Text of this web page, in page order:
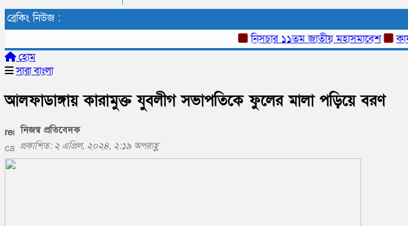
ব্রেকিং নিউজ :
নিসচার ১১তম জাতীয় মহাসমাবেশ
কাফরুলে
হোম
সারা বাংলা
আলফাডাঙ্গায় কারামুক্ত যুবলীগ সভাপতিকে ফুলের মালা পড়িয়ে বরণ
নিজস্ব প্রতিবেদক
প্রকাশিত: ২ এপ্রিল, ২০২৪, ২:১৯ অপরাহ্ণ